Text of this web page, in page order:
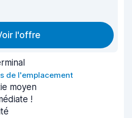
l'offre
de l'emplacement
moyen
!